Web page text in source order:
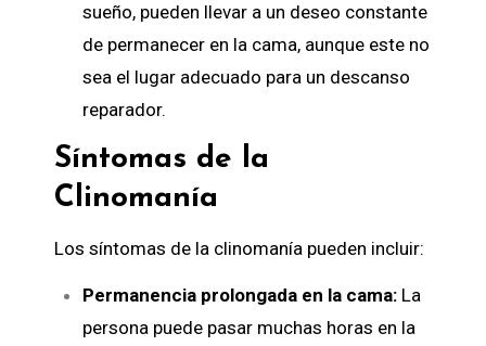
sueño, pueden llevar a un deseo constante
de permanecer en la cama, aunque este no
sea el lugar adecuado para un descanso
reparador.
Síntomas de la
Clinomanía
Los síntomas de la clinomanía pueden incluir:
Permanencia prolongada en la cama: La
persona puede pasar muchas horas en la